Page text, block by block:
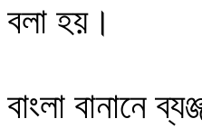
বলা হয়।
বাংলা বানানে